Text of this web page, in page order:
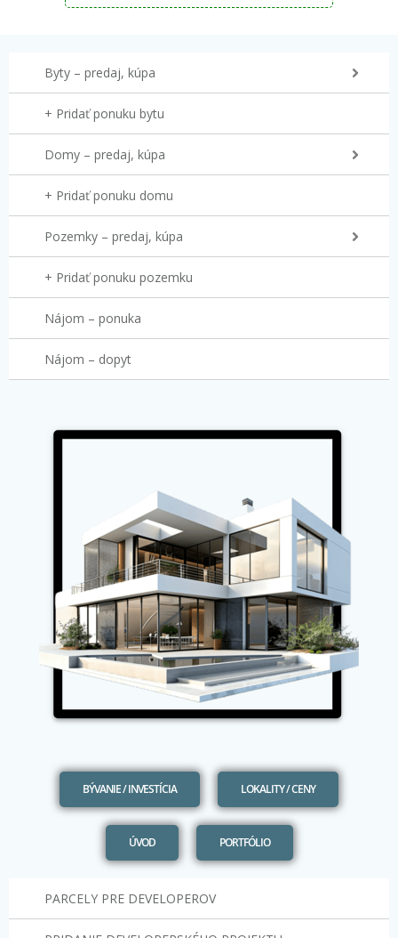
Byty – predaj, kúpa
+ Pridať ponuku bytu
Domy – predaj, kúpa
+ Pridať ponuku domu
Pozemky – predaj, kúpa
+ Pridať ponuku pozemku
Nájom – ponuka
Nájom – dopyt
BÝVANIE / INVESTÍCIA LOKALITY / CENY
ÚVOD PORTFÓLIO
PARCELY PRE DEVELOPEROV